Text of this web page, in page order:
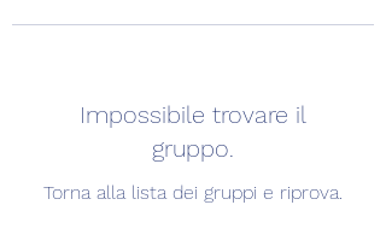
Impossibile trovare il
gruppo.
Torna alla lista dei gruppi e riprova.